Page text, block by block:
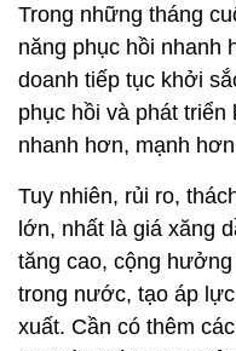
Trong những tháng
năng phục hồi nhanh
doanh tiếp tục khởi
phục hồi và phát
nhanh hơn, mạnh
Tuy nhiên, rủi ro,
lớn, nhất là giá xăng
tăng cao, cộng
trong nước, tạo áp
xuất. Cần có thêm